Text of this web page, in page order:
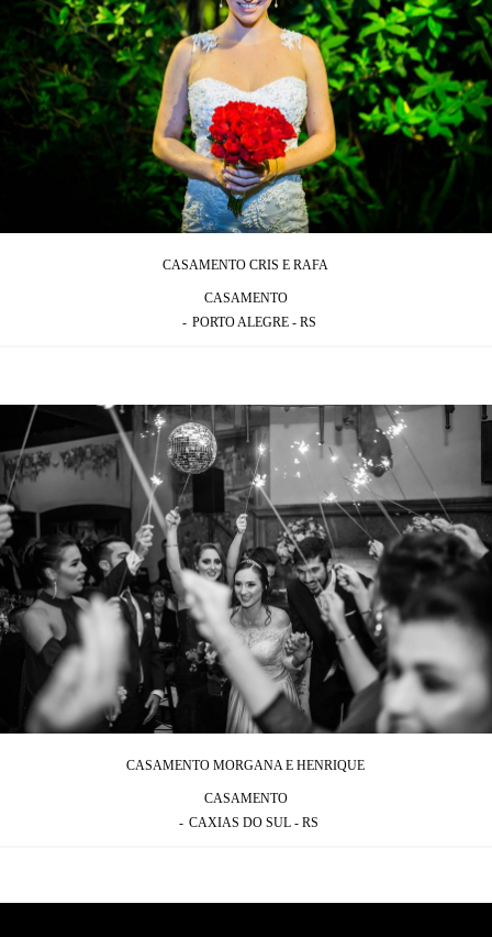
CASAMENTO CRIS E RAFA
CASAMENTO
PORTO ALEGRE - RS
CASAMENTO MORGANA E HENRIQUE
CASAMENTO
CAXIAS DO SUL - RS